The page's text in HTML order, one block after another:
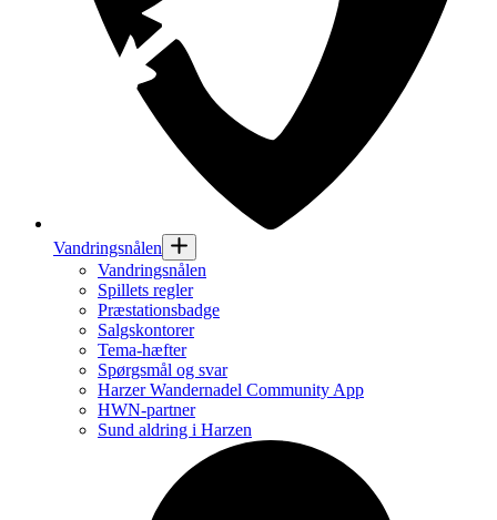
Vandringsnålen
Vandringsnålen
Spillets regler
Præstationsbadge
Salgskontorer
Tema-hæfter
Spørgsmål og svar
Harzer Wandernadel Community App
HWN-partner
Sund aldring i Harzen